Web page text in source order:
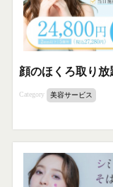
Category 美容サービス